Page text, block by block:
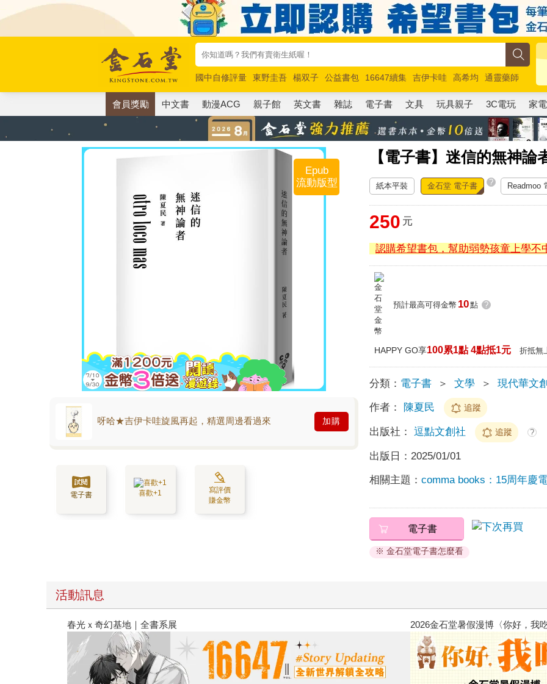
國中自修評量 東野圭吾 楊双子 公益書包 16647續集 吉伊卡哇 高希均
通靈藥師
唯紅花綻放
奧德賽 路邊攤新作 馬斯克 玩具總動員5 超慢跑
會員獎勵 中文書 動漫ACG 親子館 英文書 雜誌 電子書 文具 玩具親子 3C電玩 家電
【電子書】迷信的無神論
Epub
流動版型
呀哈★吉伊卡哇旋風再起，精選周邊看過來 加購
電子書 喜歡+1
寫評價
賺金幣
紙本平裝 金石堂 電子書 ? Readmoo
250 元
認購希望書包，幫助弱勢孩童上學不
預計最高可得金幣 10點 ?
HAPPY GO享100累1點 4點抵1元 折抵無
分類： 電子書 ＞ 文學 ＞ 現代華文
作者： 陳夏民 追蹤
出版社： 逗點文創社 追蹤 ?
出版日： 2025/01/01
相關主題：comma books：15周年慶
電子書
※ 金石堂電子書怎麼看
活動訊息
2026金石堂暑假漫博〈你好，我吃一點〉第二波 金石堂2026海外優惠：